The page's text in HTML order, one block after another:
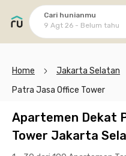
Cari hunianmu
9 Agt 26 - Belum tahu
Home Jakarta Selatan
Patra Jasa Office Tower
Apartemen Dekat
Tower Jakarta